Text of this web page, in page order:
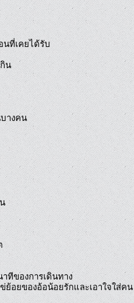
นที่เคยได้รับ
น
างคน
ทีของการเดินทาง
อยของอ้อน้อยรักและเอาใจใส่คน
ลือเกิน...ความอิจฉามันเกาะกุมจิตใจ